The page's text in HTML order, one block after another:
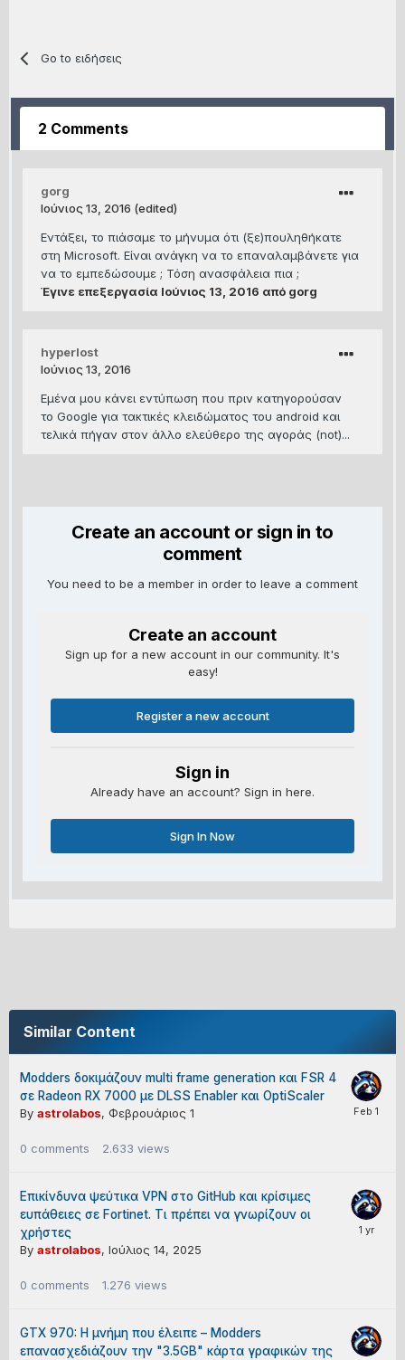
Go to ειδήσεις
2 Comments
gorg
Ιούνιος 13, 2016 (edited)
Εντάξει, το πιάσαμε το μήνυμα ότι (ξε)πουληθήκατε
στη Microsoft. Είναι ανάγκη να το επαναλαμβάνετε για
να το εμπεδώσουμε ; Τόση ανασφάλεια πια ;
Έγινε επεξεργασία Ιούνιος 13, 2016 από gorg
hyperlost
Ιούνιος 13, 2016
Εμένα μου κάνει εντύπωση που πριν κατηγορούσαν
τo Google για τακτικές κλειδώματος του android και
τελικά πήγαν στον άλλο ελεύθερο της αγοράς (not)...
Create an account or sign in to
comment
You need to be a member in order to leave a comment
Create an account
Sign up for a new account in our community. It's
easy!
Register a new account
Sign in
Already have an account? Sign in here.
Sign In Now
Similar Content
Modders δοκιμάζουν multi frame generation και FSR 4
σε Radeon RX 7000 με DLSS Enabler και OptiScaler
By astrolabos, Φεβρουάριος 1
0 comments 2.633 views
Επικίνδυνα ψεύτικα VPN στο GitHub και κρίσιμες
ευπάθειες σε Fortinet. Τι πρέπει να γνωρίζουν οι
χρήστες
By astrolabos, Ιούλιος 14, 2025
0 comments 1.276 views
GTX 970: Η μνήμη που έλειπε – Modders
επανασχεδιάζουν την "3.5GB" κάρτα γραφικών της